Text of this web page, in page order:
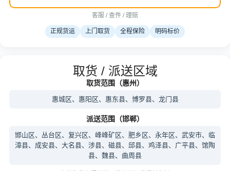
客服 / 查件 / 理赔
正规货运 上门取货 全程保险 明码标价
取货 / 派送区域
取货范围（惠州）
惠城区、惠阳区、惠东县、博罗县、龙门县
派送范围（邯郸）
邯山区、丛台区、复兴区、峰峰矿区、肥乡区、永年区、武安市、临
漳县、成安县、大名县、涉县、磁县、邱县、鸡泽县、广平县、馆陶
县、魏县、曲周县